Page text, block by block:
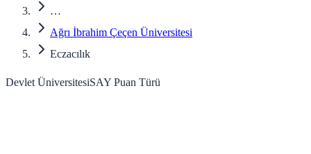
…
Ağrı İbrahim Çeçen Üniversitesi
Eczacılık
Devlet ÜniversitesiSAY Puan Türü